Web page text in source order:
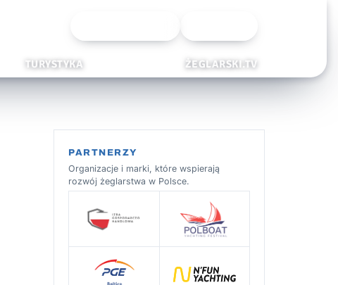
TURYSTYKA ŻEGLARSKI.TV
PARTNERZY
Organizacje i marki, które wspierają
rozwój żeglarstwa w Polsce.